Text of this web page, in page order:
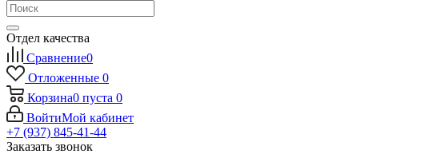
Отдел качества
Сравнение0
Отложенные 0
Корзина0 пуста 0
ВойтиМой кабинет
+7 (937) 845-41-44
Заказать звонок